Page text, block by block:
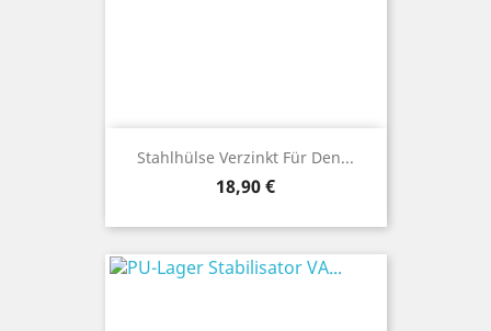
Stahlhülse Verzinkt Für Den...
Preis
18,90 €